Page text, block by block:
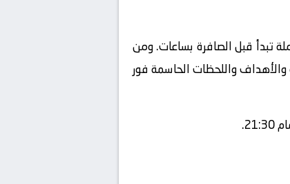
تبدأ قبل الصافرة بساعات. ومن
والأهداف واللحظات الحاسمة فور